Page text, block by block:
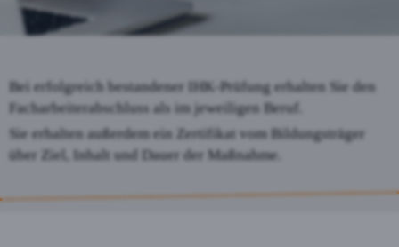
Bei erfolgreich bestandener IHK-Prüfung erhalten Sie den
Facharbeiterabschluss als im jeweiligen Beruf.
Sie erhalten außerdem ein Zertifikat vom Bildungsträger
über Ziel, Inhalt und Dauer der Maßnahme.